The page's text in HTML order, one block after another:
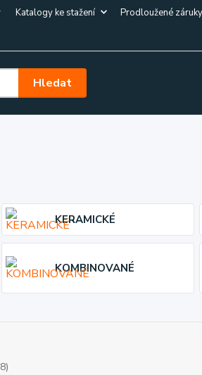
Katalogy ke stažení
Prodloužené záruky
Hledat
KERAMICKÉ
KOMBINOVANÉ